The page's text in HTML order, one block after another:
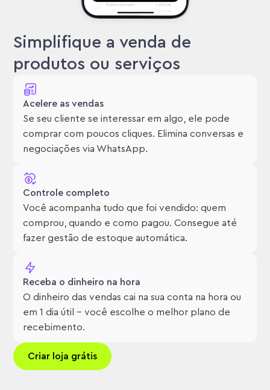
Simplifique a venda de
produtos ou serviços
Acelere as vendas
Se seu cliente se interessar em algo, ele pode
comprar com poucos cliques. Elimina conversas e
negociações via WhatsApp.
Controle completo
Você acompanha tudo que foi vendido: quem
comprou, quando e como pagou. Consegue até
fazer gestão de estoque automática.
Receba o dinheiro na hora
O dinheiro das vendas cai na sua conta na hora ou
em 1 dia útil – você escolhe o melhor plano de
recebimento.
Criar loja grátis